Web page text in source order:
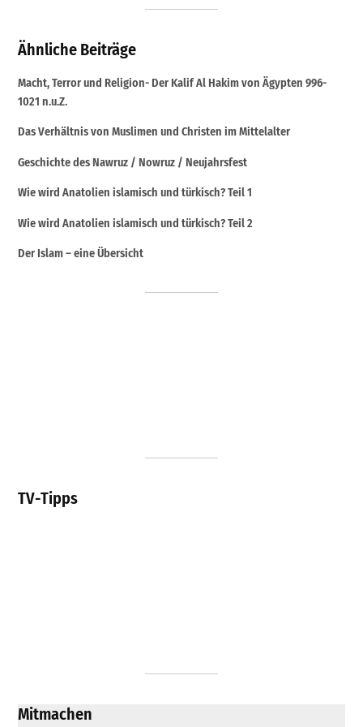
Ähnliche Beiträge
Macht, Terror und Religion- Der Kalif Al Hakim von Ägypten 996-
1021 n.u.Z.
Das Verhältnis von Muslimen und Christen im Mittelalter
Geschichte des Nawruz / Nowruz / Neujahrsfest
Wie wird Anatolien islamisch und türkisch? Teil 1
Wie wird Anatolien islamisch und türkisch? Teil 2
Der Islam – eine Übersicht
TV-Tipps
Mitmachen